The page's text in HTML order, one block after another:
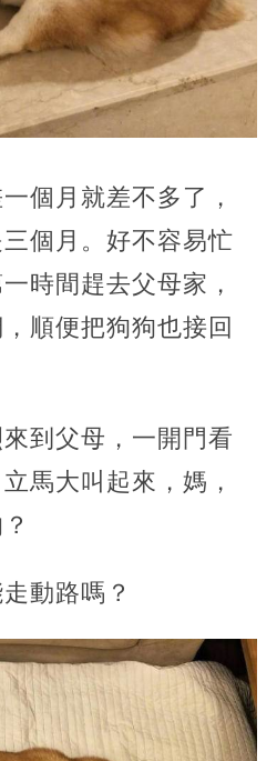
個月就差不多了，
個月。好不容易忙
時間趕去父母家，
順便把狗狗也接回
到父母，一開門看
馬大叫起來，媽，
動路嗎？